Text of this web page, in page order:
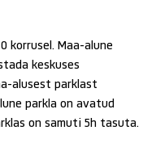
korrusel. Maa-alune
keskuses
alusest parklast
parkla on avatud
on samuti 5h tasuta.